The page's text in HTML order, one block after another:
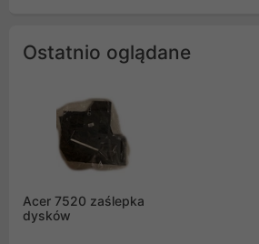
Ostatnio oglądane
Acer 7520 zaślepka
dysków